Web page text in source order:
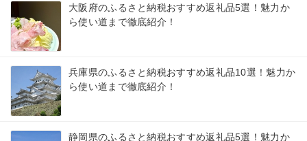
大阪府のふるさと納税おすすめ返礼品5選！魅力か
ら使い道まで徹底紹介！
兵庫県のふるさと納税おすすめ返礼品10選！魅力か
ら使い道まで徹底紹介！
静岡県のふるさと納税おすすめ返礼品5選！魅力か